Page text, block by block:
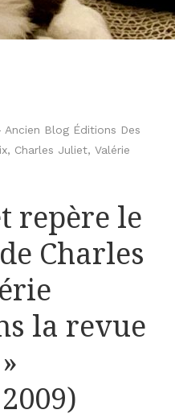
Ancien Blog Éditions Des
, Charles Juliet, Valérie
repère le
Charles
la revue